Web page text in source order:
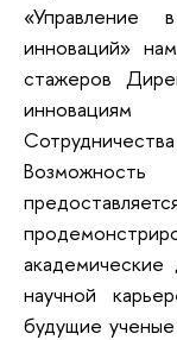
инноваций»
стажеров
инновациям
научной
будущие